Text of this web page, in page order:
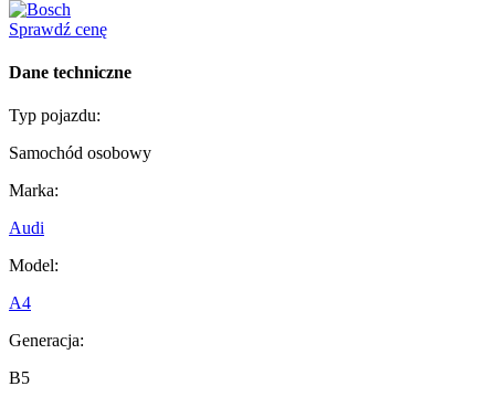
Sprawdź cenę
Dane techniczne
Typ pojazdu:
Samochód osobowy
Marka:
Audi
Model:
A4
Generacja:
B5